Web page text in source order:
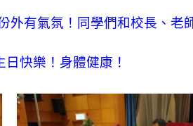
外有氣氛！同學們和校長、老
快樂！身體健康！